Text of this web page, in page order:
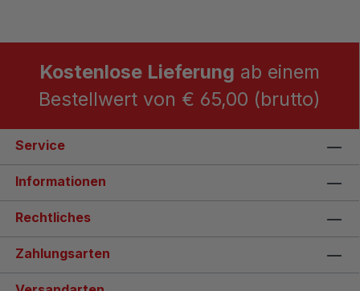
Kostenlose Lieferung ab einem
Bestellwert von € 65,00 (brutto)
Service
Informationen
Rechtliches
Zahlungsarten